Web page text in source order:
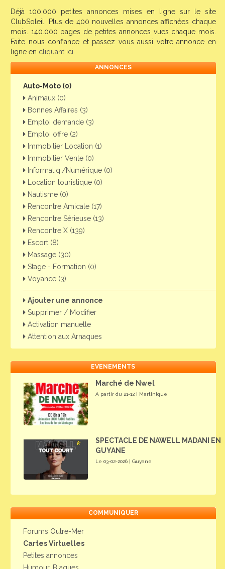
Déjà 100.000 petites annonces mises en ligne sur le site
ClubSoleil. Plus de 400 nouvelles annonces affichées chaque
mois. 140.000 pages de petites annonces vues chaque mois.
Faite nous confiance et passez vous aussi votre annonce en
ligne en cliquant ici
ANNONCES
Auto-Moto (0)
Animaux (0)
Bonnes Affaires (3)
Emploi demande (3)
Emploi offre (2)
Immobilier Location (1)
Immobilier Vente (0)
Informatiq./Numérique (0)
Location touristique (0)
Nautisme (0)
Rencontre Amicale (17)
Rencontre Sérieuse (13)
Rencontre X (139)
Escort (8)
Massage (30)
Stage - Formation (0)
Voyance (3)
Ajouter une annonce
Supprimer / Modifier
Activation manuelle
Attention aux Arnaques
EVENEMENTS
Marché de Nwel
A partir du 21-12 | Martinique
SPECTACLE DE NAWELL MADANI EN
GUYANE
Le 03-02-2026 | Guyane
COMMUNIQUER
Forums Outre-Mer
Cartes Virtuelles
Petites annonces